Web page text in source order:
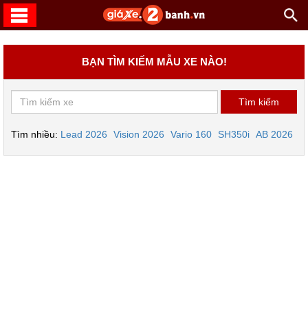
BẠN TÌM KIẾM MẪU XE NÀO!
Tìm nhiều: Lead 2026 Vision 2026 Vario 160 SH350i AB 2026